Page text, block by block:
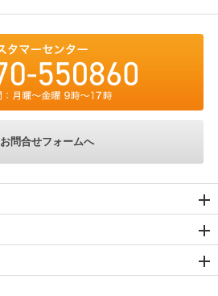
お問合せフォームへ